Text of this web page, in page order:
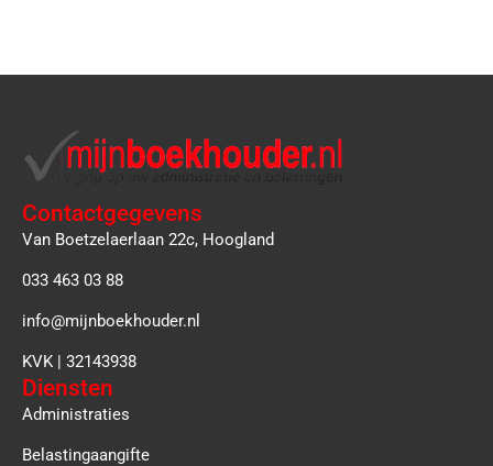
Contactgegevens
Van Boetzelaerlaan 22c, Hoogland
033 463 03 88
info@mijnboekhouder.nl
KVK | 32143938
Diensten
Administraties
Belastingaangifte